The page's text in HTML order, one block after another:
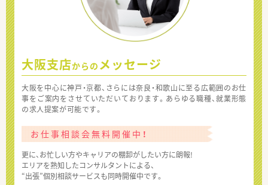
大阪支店からの メッセージ
大阪を中心に神戸・京都、さらには奈良・和歌山に至る広範囲のお仕
事をご案内をさせていただいております。あらゆる職種、就業形態
の求人提案が可能です。
お仕事相談会無料開催中！
更に、お忙しい方やキャリアの棚卸がしたい方に朗報!
エリアを熟知したコンサルタントによる、
“出張”個別相談サービスも同時開催中です。